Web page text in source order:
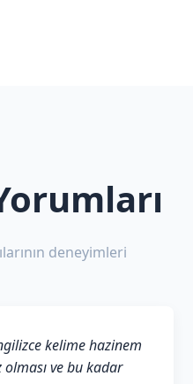
deneyimleri
kelime hazinem
ve bu kadar